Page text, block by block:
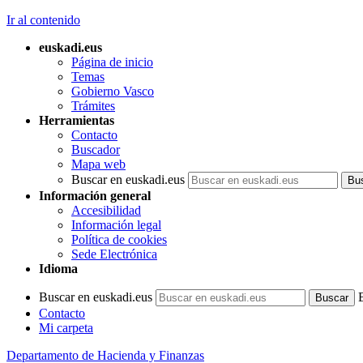
Ir al contenido
euskadi.eus
Página de inicio
Temas
Gobierno Vasco
Trámites
Herramientas
Contacto
Buscador
Mapa web
Buscar en euskadi.eus
Información general
Accesibilidad
Información legal
Política de cookies
Sede Electrónica
Idioma
Buscar en euskadi.eus
Contacto
Mi carpeta
Departamento de Hacienda y Finanzas